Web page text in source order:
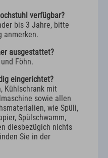
verfügbar?
bis 3 Jahre, bitte
anmerken.
ausgestattet?
Föhn.
eingerichtet?
Kühlschrank mit
sowie allen
wie Spüli,
Spülschwamm,
diesbezügich nichts
Sie in der